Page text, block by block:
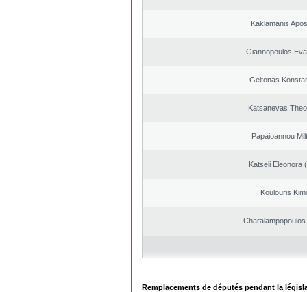
Kaklamanis
Giannopoulos
Geitonas
Katsanevas
Papaioannou
Katseli Eleonora
Koulouris
Remplacements de députés pendant la